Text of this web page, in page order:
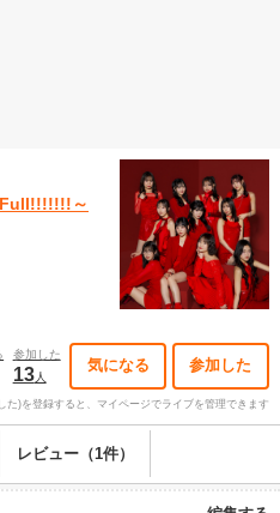
～
参加した
13人
気になる 参加した
た)を登録すると、マイページでライブを管理できます
レビュー（1件）